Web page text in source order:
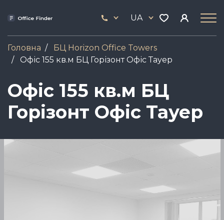
17
UA
Головна
БЦ Horizon Office Towers
Офіс 155 кв.м БЦ Горізонт Офіс Тауер
Офіс 155 кв.м БЦ
Горізонт Офіс Тауер
Зображення